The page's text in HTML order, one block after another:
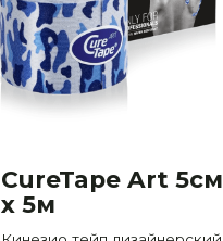
CureTape Art 5см
x 5м